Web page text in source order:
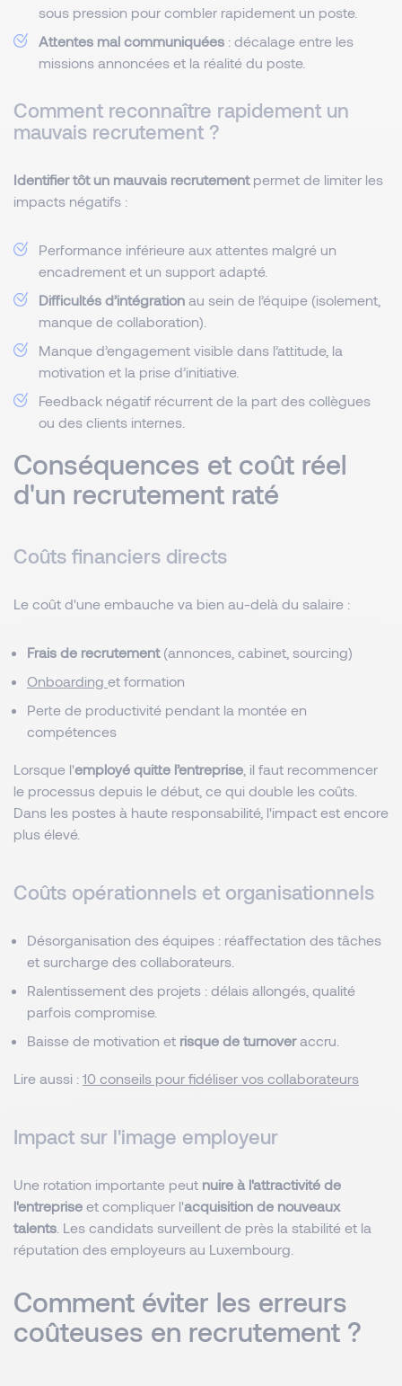
sous pression pour combler rapidement un poste.
Attentes mal communiquées : décalage entre les
missions annoncées et la réalité du poste.
Comment reconnaître rapidement un
mauvais recrutement ?
Identifier tôt un mauvais recrutementpermet de limiter les
impacts négatifs :
Performance inférieure aux attentes malgré un
encadrement et un support adapté.
Difficultés d’intégration au sein de l’équipe (isolement,
manque de collaboration).
Manque d’engagement visible dans l’attitude, la
motivation et la prise d’initiative.
Feedback négatif récurrent de la part des collègues
ou des clients internes.
Conséquences et coût réel
d'un recrutement raté
Coûts financiers directs
Le coût d'une embauche va bien au-delà du salaire :
Frais de recrutement(annonces, cabinet, sourcing)
Onboarding et formation
Perte de productivité pendant la montée en
compétences
Lorsque l'employé quitte l’entreprise , il faut recommencer
le processus depuis le début, ce qui double les coûts.
Dans les postes à haute responsabilité, l'impact est encore
plus élevé.
Coûts opérationnels et organisationnels
Désorganisation des équipes : réaffectation des tâches
et surcharge des collaborateurs.
Ralentissement des projets : délais allongés, qualité
parfois compromise.
Baisse de motivation et risque de turnoveraccru.
Lire aussi : 10 conseils pour fidéliser vos collaborateurs
Impact sur l'image employeur
Une rotation importante peut nuire à l'attractivité de
l'entreprise et compliquer l'acquisition de nouveaux
talents . Les candidats surveillent de près la stabilité et la
réputation des employeurs au Luxembourg.
Comment éviter les erreurs
coûteuses en recrutement ?